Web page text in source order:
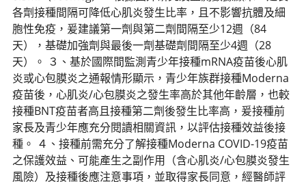
各劑接種間隔可降低心肌炎發生比率，且不影響抗體及細
胞性免疫，爰建議第一劑與第二劑間隔至少12週（84
天），基礎加強劑與最後一劑基礎劑間隔至少4週（28
天）。 ３、基於國際間監測青少年接種mRNA疫苗後心肌
炎或心包膜炎之通報情形顯示，青少年族群接種Moderna
疫苗後，心肌炎/心包膜炎之發生率高於其他年齡層，也較
接種BNT疫苗者高且接種第二劑後發生比率高，爰接種前
家長及青少年應充分閱讀相關資訊，以評估接種效益後接
種。 ４、接種前需充分了解接種Moderna COVID-19疫苗
之保護效益、可能產生之副作用（含心肌炎/心包膜炎發生
風險）及接種後應注意事項，並取得家長同意，經醫師評